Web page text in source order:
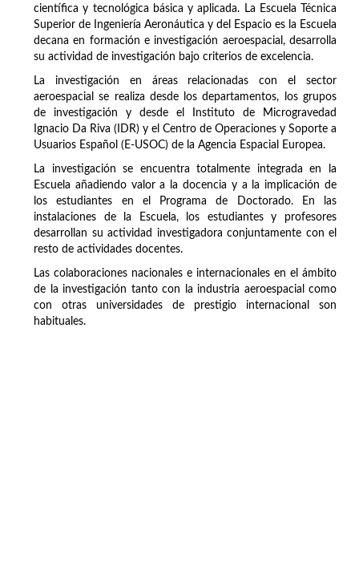
científica y tecnológica básica y aplicada. La Escuela Técnica
Superior de Ingeniería Aeronáutica y del Espacio es la Escuela
decana en formación e investigación aeroespacial, desarrolla
su actividad de investigación bajo criterios de excelencia.
La investigación en áreas relacionadas con el sector
aeroespacial se realiza desde los departamentos, los grupos
de investigación y desde el Instituto de Microgravedad
Ignacio Da Riva (IDR) y el Centro de Operaciones y Soporte a
Usuarios Español (E-USOC) de la Agencia Espacial Europea.
La investigación se encuentra totalmente integrada en la
Escuela añadiendo valor a la docencia y a la implicación de
los estudiantes en el Programa de Doctorado. En las
instalaciones de la Escuela, los estudiantes y profesores
desarrollan su actividad investigadora conjuntamente con el
resto de actividades docentes.
Las colaboraciones nacionales e internacionales en el ámbito
de la investigación tanto con la industria aeroespacial como
con otras universidades de prestigio internacional son
habituales.